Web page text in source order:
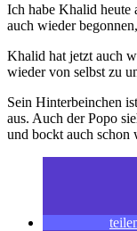
Ich habe Khalid heute
auch wieder
Khalid hat jetzt auch
wieder von selbst zu
Sein Hinterbeinchen
aus. Auch der Popo
und bockt auch schon